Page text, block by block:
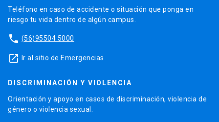
Teléfono en caso de accidente o situación que ponga en
riesgo tu vida dentro de algún campus.
phone (56)95504 5000
launch Ir al sitio de Emergencias
DISCRIMINACIÓN Y VIOLENCIA
Orientación y apoyo en casos de discriminación, violencia de
género o violencia sexual.